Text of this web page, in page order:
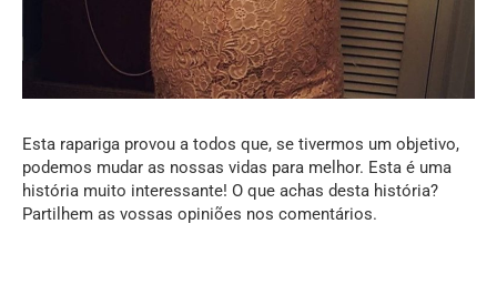
Esta rapariga provou a todos que, se tivermos um objetivo,
podemos mudar as nossas vidas para melhor. Esta é uma
história muito interessante! O que achas desta história?
Partilhem as vossas opiniões nos comentários.